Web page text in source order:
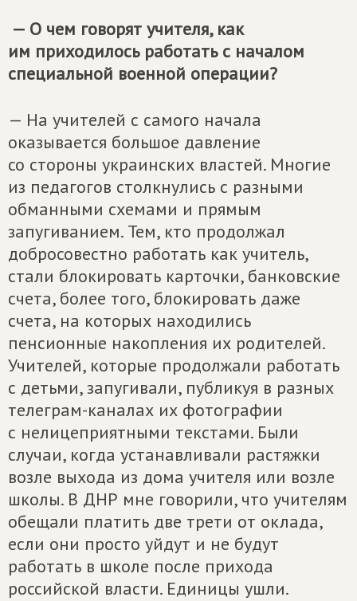
— О чем говорят учителя, как
им приходилось работать с началом
специальной военной операции?
— На учителей с самого начала
оказывается большое давление
со стороны украинских властей. Многие
из педагогов столкнулись с разными
обманными схемами и прямым
запугиванием. Тем, кто продолжал
добросовестно работать как учитель,
стали блокировать карточки, банковские
счета, более того, блокировать даже
счета, на которых находились
пенсионные накопления их родителей.
Учителей, которые продолжали работать
с детьми, запугивали, публикуя в разных
телеграм-каналах их фотографии
с нелицеприятными текстами. Были
случаи, когда устанавливали растяжки
возле выхода из дома учителя или возле
школы. В ДНР мне говорили, что учителям
обещали платить две трети от оклада,
если они просто уйдут и не будут
работать в школе после прихода
российской власти. Единицы ушли.